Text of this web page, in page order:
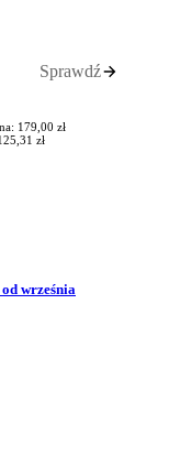
Sprawdź
179,00 zł
zł
września